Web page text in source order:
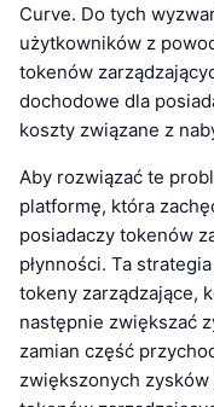
Curve. Do tych
użytkowników z
tokenów
dochodowe dla
koszty związane z
Aby rozwiązać te
platformę, która
posiadaczy tokenów
płynności. Ta
tokeny zarządzające,
następnie zwiększać
zamian część
zwiększonych